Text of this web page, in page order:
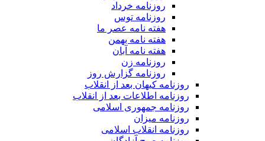
روزنامه خرداد
روزنامه توس
هفته نامه عصر ما
هفته نامه بهمن
هفته نامه آبان
روزنامه زن
روزنامه گزارش روز
روزنامه کیهان بعد از انقلاب
روزنامه اطلاعات بعد از انقلاب
روزنامه جمهوری اسلامی
روزنامه میزان
روزنامه انقلاب اسلامی